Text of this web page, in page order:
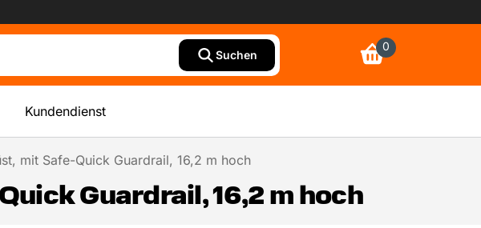
Suchen
0
Kundendienst
mit Safe-Quick Guardrail, 16,2 m hoch
Guardrail, 16,2 m hoch